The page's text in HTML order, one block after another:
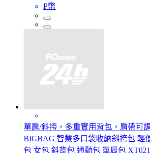
P幣
單肩/斜挎，多重實用背包，肩帶可
BIGBAG 智慧多口袋收納斜挎包 輕
包 女包 斜背包 通勤包 單肩包 XT021